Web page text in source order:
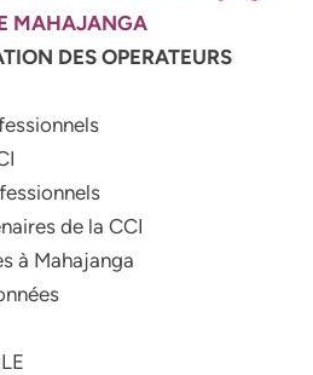
MAHAJANGA
DES OPERATEURS
de la CCI
à Mahajanga